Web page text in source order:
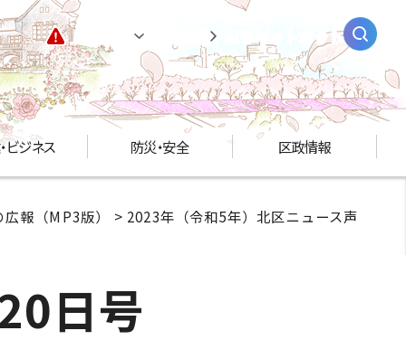
緊急情報 AIチャットボット
ビジネス 防災・安全 区政情報
報（MP3版） > 2023年（令和5年）北区ニュース声
日号